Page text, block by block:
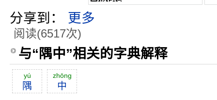
分享到： 更多
阅读(6517次)
与“隅中”相关的字典解释
yú
隅
zhōng
中